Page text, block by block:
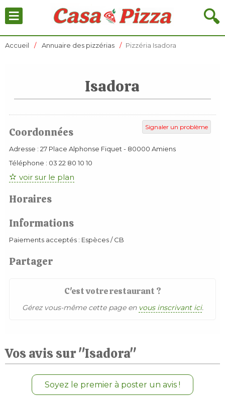
🔍
≡
Accueil Annuaire des pizzérias Pizzéria Isadora
Isadora
Signaler un problème
Coordonnées
Adresse : 27 Place Alphonse Fiquet - 80000 Amiens
Téléphone : 03 22 80 10 10
voir sur le plan
Horaires
Informations
Paiements acceptés : Espèces / CB
Partager
C'est votre restaurant ?
Gérez vous-même cette page en vous inscrivant ici.
Vos avis sur "Isadora"
Soyez le premier à poster un avis !